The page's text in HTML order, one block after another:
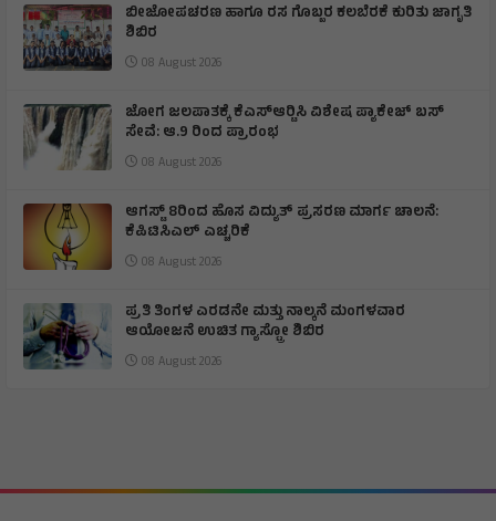
ಬೀಜೋಪಚರಣ ಹಾಗೂ ರಸ ಗೊಬ್ಬರ ಕಲಬೆರಕೆ ಕುರಿತು ಜಾಗೃತಿ
ಶಿಬಿರ
08 August 2026
ಜೋಗ ಜಲಪಾತಕ್ಕೆ ಕೆಎಸ್‍ಆರ್‍ಟಿಸಿ ವಿಶೇಷ ಪ್ಯಾಕೇಜ್ ಬಸ್
ಸೇವೆ: ಆ.9 ರಿಂದ ಪ್ರಾರಂಭ
08 August 2026
ಆಗಸ್ಟ್ 8ರಿಂದ ಹೊಸ ವಿದ್ಯುತ್ ಪ್ರಸರಣ ಮಾರ್ಗ ಚಾಲನೆ:
ಕೆಪಿಟಿಸಿಎಲ್ ಎಚ್ಚರಿಕೆ
08 August 2026
ಪ್ರತಿ ತಿಂಗಳ ಎರಡನೇ ಮತ್ತು ನಾಲ್ಕನೆ ಮಂಗಳವಾರ
ಆಯೋಜನೆ ಉಚಿತ ಗ್ಯಾಸ್ಟ್ರೋ ಶಿಬಿರ
08 August 2026